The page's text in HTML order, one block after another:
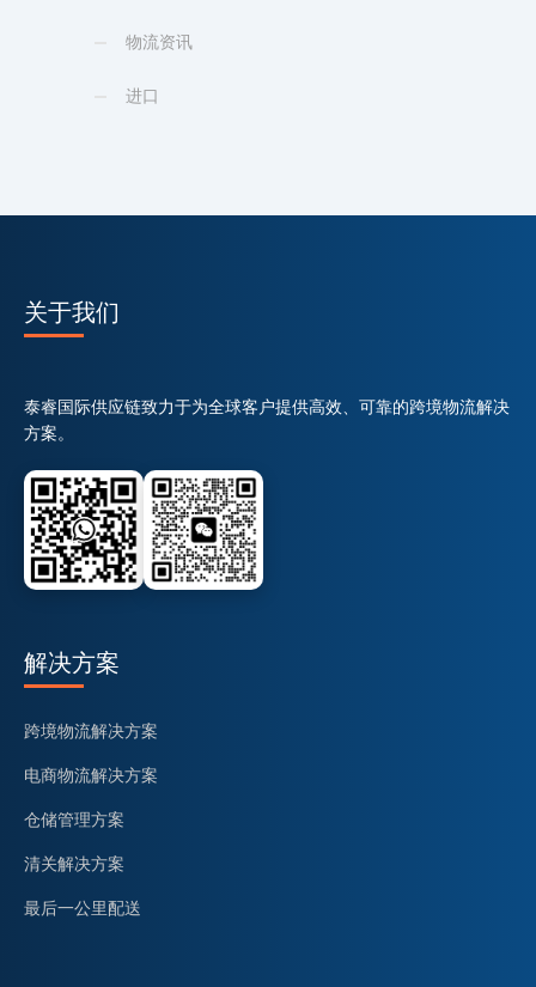
物流资讯
进口
关于我们
泰睿国际供应链致力于为全球客户提供高效、可靠的跨境物流解决
方案。
解决方案
跨境物流解决方案
电商物流解决方案
仓储管理方案
清关解决方案
最后一公里配送